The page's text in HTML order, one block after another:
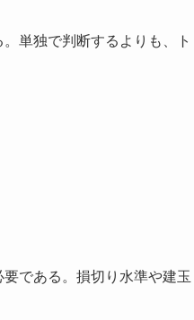
単独で判断するよりも、ト
である。損切り水準や建玉